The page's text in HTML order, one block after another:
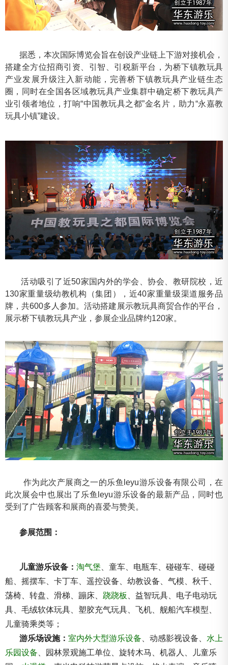
据悉，本次国际博览会旨在创设产业链上下游对接机会，
搭建全方位招商引资、引智、引税新平台，为桥下镇教玩具
产业发展升级注入新动能，完善桥下镇教玩具产业链生态
圈，同时在全国各区域教玩具产业集群中确定桥下教玩具产
业引领者地位，打响“中国教玩具之都”金名片，助力“永嘉教
玩具小镇”建设。
活动吸引了近50家国内外的学会、协会、教研院校，近
130家重量级幼教机构（集团），近40家重量级渠道服务品
牌，共600多人参加。活动搭建展示教玩具商贸合作的平台，
展示桥下镇教玩具产业，参展企业品牌约120家。
作为此次产展商之一的乐鱼leyu游乐设备有限公司
，在
此次展会中也展出了乐鱼leyu游乐设备的最新产品，同时也
受到了广告顾客和展商的喜爱与赞美。
参展范围：
儿童游乐设备： 淘气堡 、童车、电瓶车、碰碰车、碰碰
船、摇摆车、卡丁车、遥控设备、幼教设备、气模、秋千、
荡椅、转盘、滑梯、蹦床、 跷跷板
、益智玩具、电子电动玩
具、毛绒软体玩具、塑胶充气玩具、飞机、舰船汽车模型、
儿童骑乘类等；
游乐场设施： 室内外大型游乐设备 、动感影视设备、 水上
乐园设备 、园林景观施工单位、旋转木马、机器人、儿童乐